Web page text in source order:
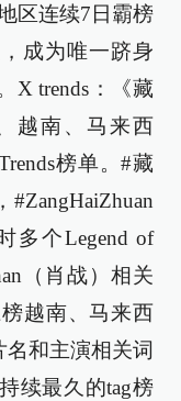
区连续7日霸榜
成为唯一跻身
X trends：《藏
越南、马来西
榜单。#藏
多个Legend of
（肖战）相关
越南、马来西
和主演相关词
续最久的tag榜